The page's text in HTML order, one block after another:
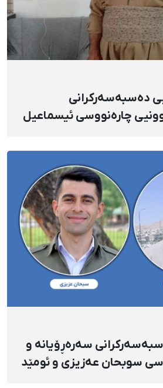
دەسبەسەرکرانی
چارەنووسی ئیسماعیل
ڕۆژ دەسبەسەرکرانی سەرەڕۆیانە و
سوبحان عەزیزی و ئومێد